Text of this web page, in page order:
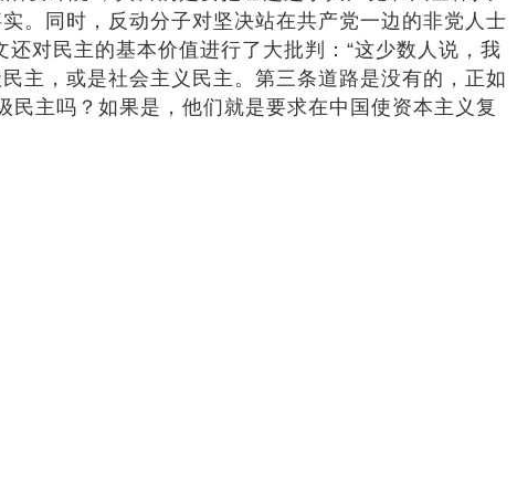
。同时，反动分子对坚决站在共产党一边的非党人士
对民主的基本价值进行了大批判：“这少数人说，我
主，或是社会主义民主。第三条道路是没有的，正如
民主吗？如果是，他们就是要求在中国使资本主义复